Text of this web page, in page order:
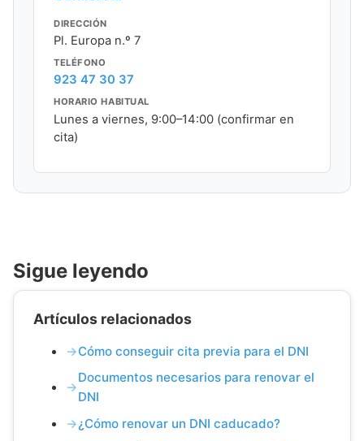
DIRECCIÓN
Pl. Europa n.º 7
TELÉFONO
923 47 30 37
HORARIO HABITUAL
Lunes a viernes, 9:00–14:00 (confirmar en
cita)
Sigue leyendo
Artículos relacionados
Cómo conseguir cita previa para el DNI
Documentos necesarios para renovar el
DNI
¿Cómo renovar un DNI caducado?